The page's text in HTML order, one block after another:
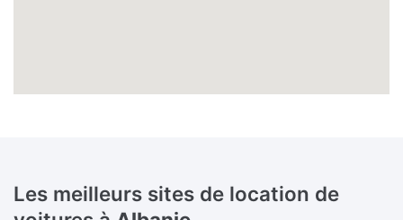
Les meilleurs sites de location de